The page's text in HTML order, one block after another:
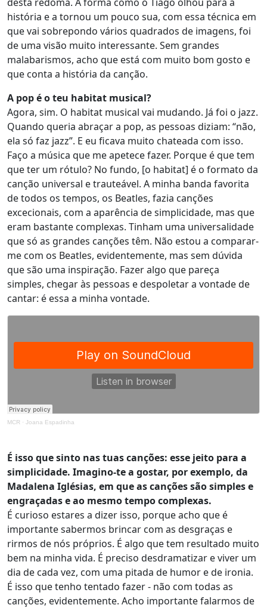
história e a tornou um pouco sua, com essa técnica em
que vai sobrepondo vários quadrados de imagens, foi
de uma visão muito interessante. Sem grandes
malabarismos, acho que está com muito bom gosto e
que conta a história da canção.
A pop é o teu habitat musical?
Agora, sim. O habitat musical vai mudando. Já foi o jazz.
Quando queria abraçar a pop, as pessoas diziam: “não,
ela só faz jazz”. E eu ficava muito chateada com isso.
Faço a música que me apetece fazer. Porque é que tem
que ter um rótulo? No fundo, [o habitat] é o formato da
canção universal e trauteável. A minha banda favorita
de todos os tempos, os Beatles, fazia canções
excecionais, com a aparência de simplicidade, mas que
eram bastante complexas. Tinham uma universalidade
que só as grandes canções têm. Não estou a comparar-
me com os Beatles, evidentemente, mas sem dúvida
que são uma inspiração. Fazer algo que pareça
simples, chegar às pessoas e despoletar a vontade de
cantar: é essa a minha vontade.
MCR · Joana Espadinha
É isso que sinto nas tuas canções: esse jeito para a
simplicidade. Imagino-te a gostar, por exemplo, da
Madalena Iglésias, em que as canções são simples e
engraçadas e ao mesmo tempo complexas.
É curioso estares a dizer isso, porque acho que é
importante sabermos brincar com as desgraças e
rirmos de nós próprios. É algo que tem resultado muito
bem na minha vida. É preciso desdramatizar e viver um
dia de cada vez, com uma pitada de humor e de ironia.
É isso que tenho tentado fazer - não com todas as
canções, evidentemente. Acho importante falarmos de